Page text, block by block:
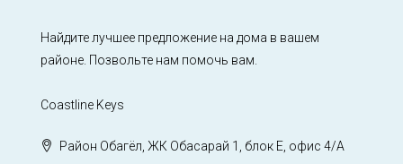
Найдите лучшее предложение на дома в вашем
районе. Позвольте нам помочь вам.
Coastline Keys
Район Обагёл, ЖК Обасарай 1, блок Е, офис 4/А